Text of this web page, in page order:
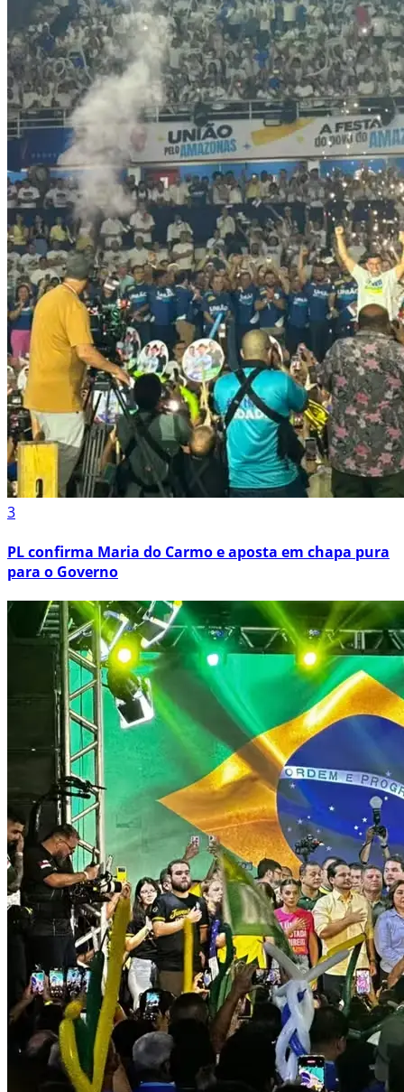
3
PL confirma Maria do Carmo e aposta em chapa pura
para o Governo